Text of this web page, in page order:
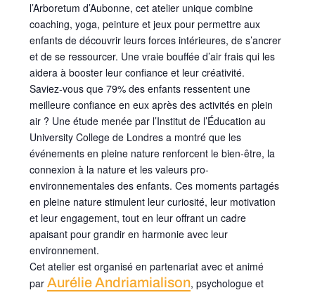
l’Arboretum d’Aubonne, cet atelier unique combine
coaching, yoga, peinture et jeux pour permettre aux
enfants de découvrir leurs forces intérieures, de s’ancrer
et de se ressourcer. Une vraie bouffée d’air frais qui les
aidera à booster leur confiance et leur créativité.
Saviez-vous que 79% des enfants ressentent une
meilleure confiance en eux après des activités en plein
air ? Une étude menée par l’Institut de l’Éducation au
University College de Londres a montré que les
événements en pleine nature renforcent le bien-être, la
connexion à la nature et les valeurs pro-
environnementales des enfants. Ces moments partagés
en pleine nature stimulent leur curiosité, leur motivation
et leur engagement, tout en leur offrant un cadre
apaisant pour grandir en harmonie avec leur
environnement.
Cet atelier est organisé en partenariat avec et animé
parAurélie Andriamialison, psychologue et